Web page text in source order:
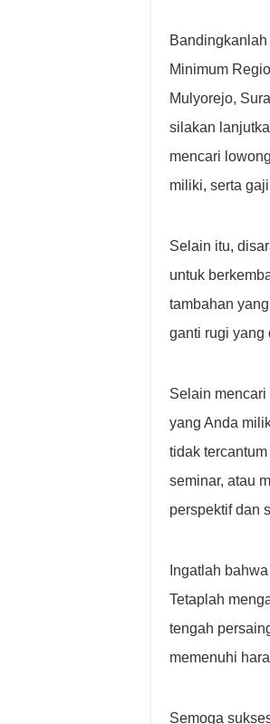
Minimum
Mulyorejo,
silakan
mencari
miliki, serta
Selain itu,
untuk
tambahan
ganti rugi yang
Selain
yang Anda
tidak
seminar, atau
perspektif dan
Ingatlah
Tetaplah
tengah
memenuhi
Semoga